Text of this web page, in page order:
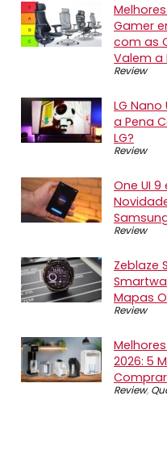
Gamer
com as
Valem a
Review
LG Nano
a Pena
LG?
Review
One UI
Review
Zeblaze
Mapas
Review
2026: 5
Comprar
Review,